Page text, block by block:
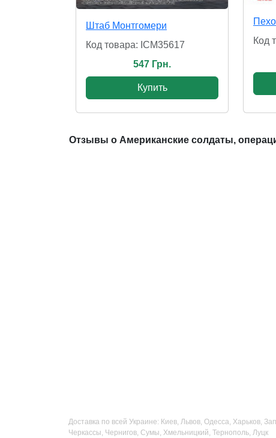
Штаб Монтгомери
Код товара: ICM35617
547 Грн.
Купить
Код
Отзывы о Американские солдаты,
Доставка по всей Украине: Киев, Львов, Одесса, Харьков,
Черкассы, Чернигов, Сумы, Хмельницкий, Тернополь, Луцк